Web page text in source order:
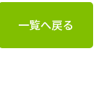
一覧へ戻る